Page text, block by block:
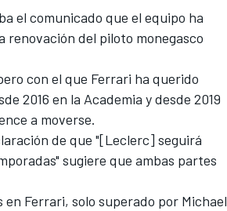
el comunicado que el equipo ha
renovación del piloto monegasco
con el que Ferrari ha querido
2016 en la Academia y desde 2019
a moverse.
de que "[Leclerc] seguirá
sugiere que ambas partes
en Ferrari, solo superado por Michael